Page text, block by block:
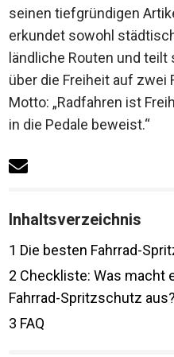
seinen tiefgründigen
erkundet sowohl
ländliche Routen und teilt
Erfahrungen über die
Rädern. Davids Motto:
Freiheit, die jeder Tritt in die
Inhaltsverzeichnis
Die besten Fahrrad-
Checkliste: Was macht
Fahrrad-Spritzschutz aus?